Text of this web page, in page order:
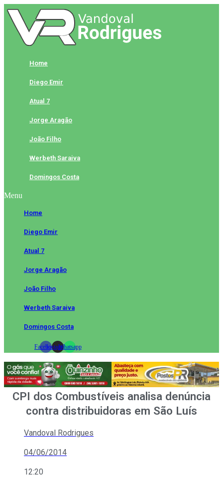
Skip
to
content
Home
Diego Emir
Atual 7
Jorge Aragão
João Filho
Werbeth Saraiva
Domingos Costa
Menu
Home
Diego Emir
Atual 7
Jorge Aragão
João Filho
Werbeth Saraiva
Domingos Costa
FacebookInstagramWhatsapp
CPI dos Combustíveis analisa denúncia
contra distribuidoras em São Luís
Vandoval Rodrigues
04/06/2014
12:20